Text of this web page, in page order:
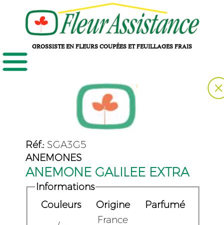
GROSSISTE EN FLEURS COUPÉES ET FEUILLAGES FRAIS
Réf.: SGA3G5
ANEMONES
ANEMONE GALILEE EXTRA
Informations
Couleurs
Origine
Parfumé
France